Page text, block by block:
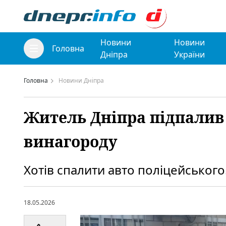
Головна
Новини
Дніпра
Новини
України
Головна Новини Дніпра
Житель Дніпра підпалив
винагороду
Хотів спалити авто
18.05.2026